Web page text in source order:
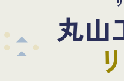
丸山